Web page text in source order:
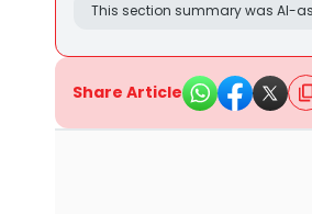
This section summary was AI-
Share Article